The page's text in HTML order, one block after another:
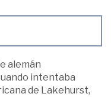
alemán
intentaba
de Lakehurst,